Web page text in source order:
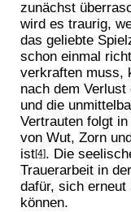
zunächst
wird es traurig,
das geliebte
schon einmal
verkraften muss,
nach dem
und die
Vertrauten folgt
von Wut, Zorn
ist[4]. Die
Trauerarbeit in
dafür, sich
können.